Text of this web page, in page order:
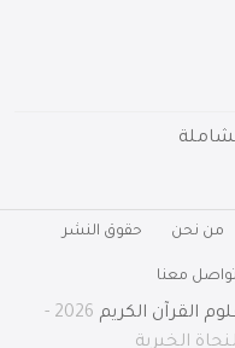
من نحن حقوق النشر
تواصل معنا
القرآن الكريم
2026 -
الخيرية